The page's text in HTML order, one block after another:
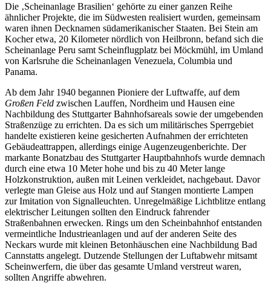
Die ‚Scheinanlage Brasilien‘ gehörte zu einer ganzen Reihe
ähnlicher Projekte, die im Südwesten realisiert wurden, gemeinsam
waren ihnen Decknamen südamerikanischer Staaten. Bei Stein am
Kocher etwa, 20 Kilometer nördlich von Heilbronn, befand sich die
Scheinanlage Peru samt Scheinflugplatz bei Möckmühl, im Umland
von Karlsruhe die Scheinanlagen Venezuela, Columbia und
Panama.
Ab dem Jahr 1940 begannen Pioniere der Luftwaffe, auf dem
Großen Feld zwischen Lauffen, Nordheim und Hausen eine
Nachbildung des Stuttgarter Bahnhofsareals sowie der umgebenden
Straßenzüge zu errichten. Da es sich um militärisches Sperrgebiet
handelte existieren keine gesicherten Aufnahmen der errichteten
Gebäudeattrappen, allerdings einige Augenzeugenberichte. Der
markante Bonatzbau des Stuttgarter Hauptbahnhofs wurde demnach
durch eine etwa 10 Meter hohe und bis zu 40 Meter lange
Holzkonstruktion, außen mit Leinen verkleidet, nachgebaut. Davor
verlegte man Gleise aus Holz und auf Stangen montierte Lampen
zur Imitation von Signalleuchten. Unregelmäßige Lichtblitze entlang
elektrischer Leitungen sollten den Eindruck fahrender
Straßenbahnen erwecken. Rings um den Scheinbahnhof entstanden
vermeintliche Industrieanlagen und auf der anderen Seite des
Neckars wurde mit kleinen Betonhäuschen eine Nachbildung Bad
Cannstatts angelegt. Dutzende Stellungen der Luftabwehr mitsamt
Scheinwerfern, die über das gesamte Umland verstreut waren,
sollten Angriffe abwehren.